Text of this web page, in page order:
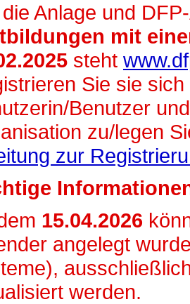
Anlage und
mit
steht
Sie sie
Benutzer
zu/legen
zur
15.04.2026
angelegt
werden.